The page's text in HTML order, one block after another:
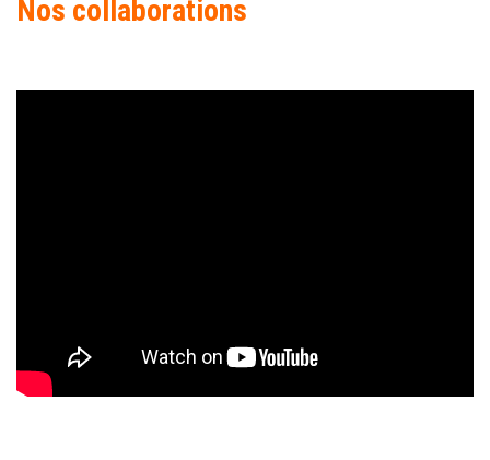
Nos collaborations